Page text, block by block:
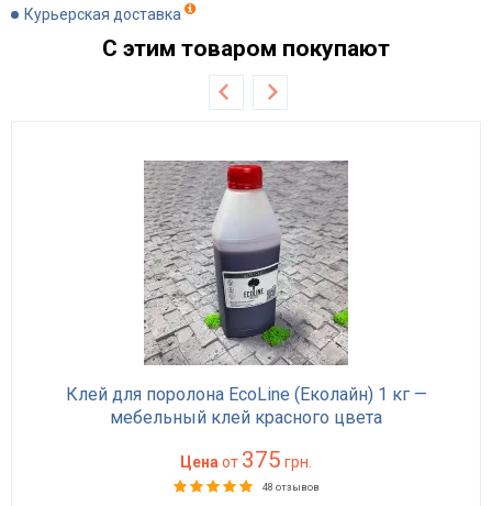
Курьерская доставка
С этим товаром покупают
Клей для поролона EcoLine (Еколайн) 1 кг —
мебельный клей красного цвета
Цена от 375 грн.
48 отзывов